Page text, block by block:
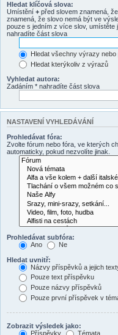
Hledat klíčová slova:
Umístění + před slovem znamená,
znamená, že slovo nemá být ve
pouze s jedním z více slov, umístěte
nahradíte část slova
Hledat všechny výrazy
Hledat kterýkoliv z výrazů
Vyhledat autora:
Zadáním * nahradíte část slova
NASTAVENÍ VYHLEDÁVÁNÍ
Prohledávat fóra:
Zvolte fórum nebo fóra, ve kterých
automaticky, pokud nezvolíte jinak.
Prohledávat subfóra:
Ano
Ne
Hledat uvnitř:
Názvy příspěvků a jejich
Pouze text příspěvku
Pouze názvy příspěvků
Pouze první příspěvek v
Zobrazit výsledek jako:
Příspěvky
Témata